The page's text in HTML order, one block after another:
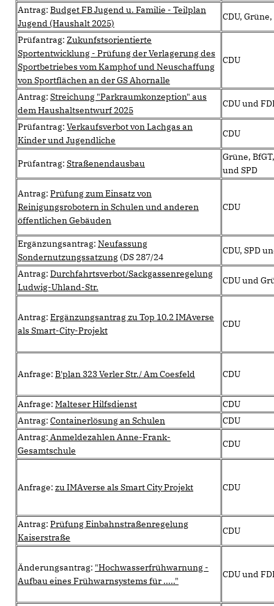
Antrag: Budget FB Jugend u. Familie - Teilplan
Jugend (Haushalt 2025)
CDU, Grüne,
Prüfantrag: Zukunfstsorientierte
Sportentwicklung - Prüfung der Verlagerung des
Sportbetriebes vom Kamphof und Neuschaffung
von Sportflächen an der GS Ahornalle
CDU
Antrag: Streichung "Parkraumkonzeption" aus
dem Haushaltsentwurf 2025
CDU und
Prüfantrag: Verkaufsverbot von Lachgas an
Kinder und Jugendliche
CDU
Prüfantrag: Straßenendausbau
Grüne,
und SPD
Antrag: Prüfung zum Einsatz von
Reinigungsrobotern in Schulen und anderen
öffentlichen Gebäuden
CDU
Ergänzungsantrag: Neufassung
Sondernutzungssatzung (DS 287/24
CDU, SPD
Antrag: Durchfahrtsverbot/Sackgassenregelung
Ludwig-Uhland-Str.
CDU und
Antrag: Ergänzungsantrag zu Top 10.2 IMAverse
als Smart-City-Projekt
CDU
Anfrage: B'plan 323 Verler Str./ Am Coesfeld CDU
Anfrage: Malteser Hilfsdienst
CDU
Antrag: Containerlösung an Schulen
CDU
Antrag: Anmeldezahlen Anne-Frank-
Gesamtschule
CDU
Anfrage: zu IMAverse als Smart City Projekt CDU
Antrag: Prüfung Einbahnstraßenregelung
Kaiserstraße
CDU
Änderungsantrag: "Hochwasserfrühwarnung -
Aufbau eines Frühwarnsystems für ....."
CDU und